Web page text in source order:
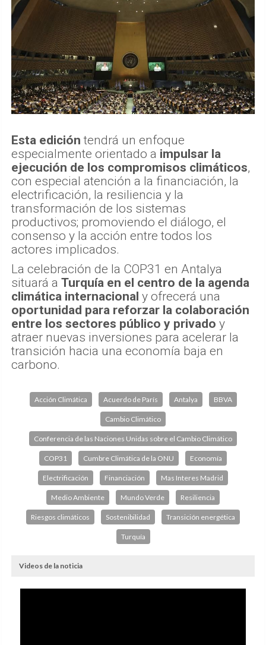
Esta edición tendrá un enfoque
especialmente orientado a impulsar la
ejecución de los compromisos climáticos,
con especial atención a la financiación, la
electrificación, la resiliencia y la
transformación de los sistemas
productivos; promoviendo el diálogo, el
consenso y la acción entre todos los
actores implicados.
La celebración de la COP31 en Antalya
situará a Turquía en el centro de la agenda
climática internacional y ofrecerá una
oportunidad para reforzar la colaboración
entre los sectores público y privado y
atraer nuevas inversiones para acelerar la
transición hacia una economía baja en
carbono.
Acción Climática Acuerdo de París Antalya BBVA
Cambio Climático
Conferencia de las Naciones Unidas sobre el Cambio Climático
COP31 Cumbre Climática de la ONU Economía
Electrificación Financiación Mas Interes Madrid
Medio Ambiente Mundo Verde Resiliencia
Riesgos climáticos Sostenibilidad Transición energética
Turquía
Videos de la noticia